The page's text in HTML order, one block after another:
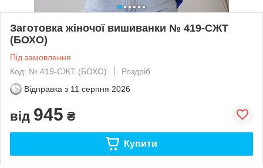
Заготовка жіночої вишиванки № 419-СЖТ
(БОХО)
Під замовлення
Код: № 419-СЖТ (БОХО)
Роздріб
Відправка з 11 серпня 2026
від 945 ₴
Купити